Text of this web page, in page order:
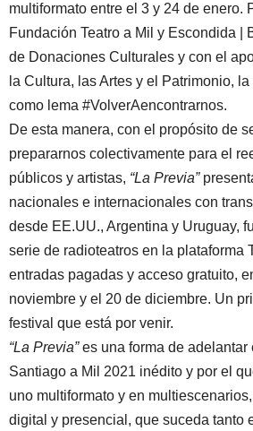
multiformato entre el 3 y 24 de enero.
Fundación Teatro a Mil y Escondida |
de Donaciones Culturales y con el
la Cultura, las Artes y el Patrimonio,
como lema #VolverAencontrarnos.
De esta manera, con el propósito de
prepararnos colectivamente para el
públicos y artistas, “La Previa”
nacionales e internacionales con
desde EE.UU., Argentina y Uruguay,
serie de radioteatros en la plataforma
entradas pagadas y acceso gratuito,
noviembre y el 20 de diciembre. Un
festival que está por venir.
“La Previa”es una forma de adelantar
Santiago a Mil 2021 inédito y por el
uno multiformato y en
digital y presencial, que suceda tanto